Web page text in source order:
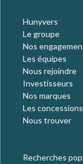
Hunyvers
Le groupe
Nos
Les équipes
Nous rejoindre
Investisseurs
Nos marques
Les concessions
Nous trouver
Recherches